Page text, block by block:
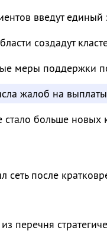
введут
создадут
меры поддержки
жалоб на
стало больше новых
сеть после
перечня